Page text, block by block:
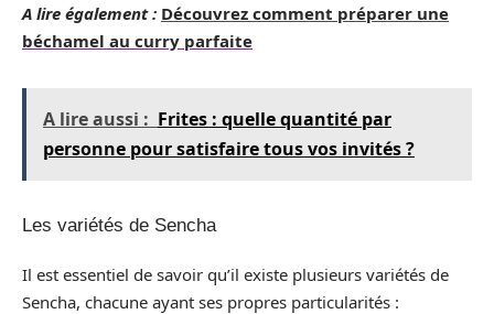
A lire également : Découvrez comment préparer une
béchamel au curry parfaite
A lire aussi : Frites : quelle quantité par
personne pour satisfaire tous vos invités ?
Les variétés de Sencha
Il est essentiel de savoir qu’il existe plusieurs variétés de
Sencha, chacune ayant ses propres particularités :